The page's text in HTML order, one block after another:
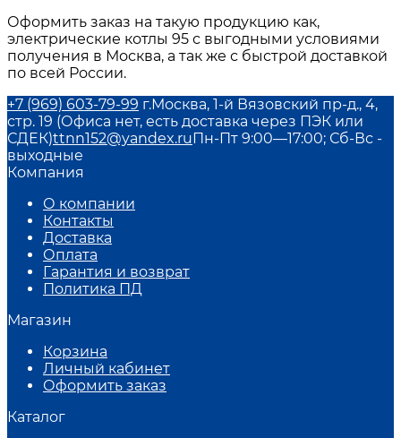
Оформить заказ на такую продукцию как,
электрические котлы 95 с выгодными условиями
получения в Москва, а так же с быстрой доставкой
по всей России.
+7 (969) 603-79-99 г.Москва, 1-й Вязовский пр-д., 4,
стр. 19 (Офиса нет, есть доставка через ПЭК или
СДЕК)ttnn152@yandex.ruПн-Пт 9:00—17:00; Сб-Вс -
выходные
Компания
О компании
Контакты
Доставка
Оплата
Гарантия и возврат
Политика ПД
Магазин
Корзина
Личный кабинет
Оформить заказ
Каталог